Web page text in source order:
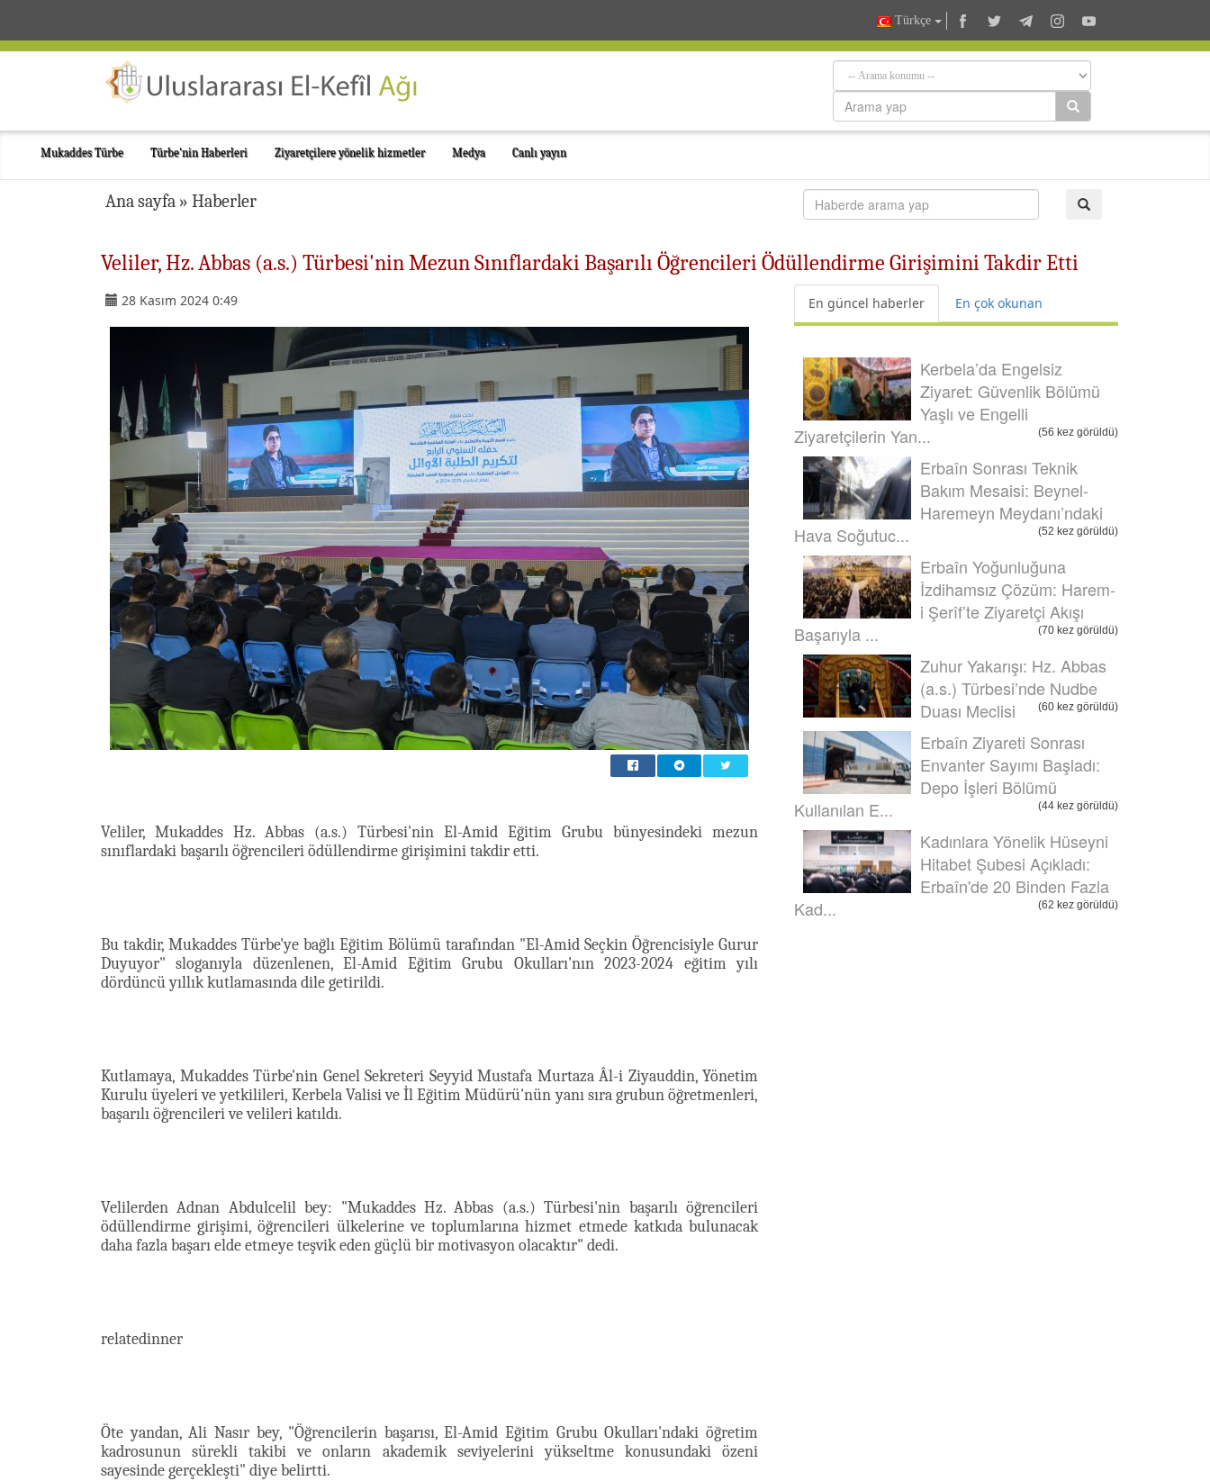
Türkçe
Mukaddes Türbe Türbe'nin Haberleri Ziyaretçilere yönelik hizmetler Medya Canlı yayın
Ana sayfa » Haberler
Veliler, Hz. Abbas (a.s.) Türbesi'nin Mezun Sınıflardaki Başarılı Öğrencileri Ödüllendirme Girişimini Takdir Etti
28 Kasım 2024 0:49
Veliler, Mukaddes Hz. Abbas (a.s.) Türbesi'nin El-Amid Eğitim Grubu bünyesindeki mezun
sınıflardaki başarılı öğrencileri ödüllendirme girişimini takdir etti.
Bu takdir, Mukaddes Türbe'ye bağlı Eğitim Bölümü tarafından "El-Amid Seçkin Öğrencisiyle Gurur
Duyuyor" sloganıyla düzenlenen, El-Amid Eğitim Grubu Okulları'nın 2023-2024 eğitim yılı
dördüncü yıllık kutlamasında dile getirildi.
Kutlamaya, Mukaddes Türbe'nin Genel Sekreteri Seyyid Mustafa Murtaza Âl-i Ziyauddin, Yönetim
Kurulu üyeleri ve yetkilileri, Kerbela Valisi ve İl Eğitim Müdürü'nün yanı sıra grubun öğretmenleri,
başarılı öğrencileri ve velileri katıldı.
Velilerden Adnan Abdulcelil bey: "Mukaddes Hz. Abbas (a.s.) Türbesi'nin başarılı öğrencileri
ödüllendirme girişimi, öğrencileri ülkelerine ve toplumlarına hizmet etmede katkıda bulunacak
daha fazla başarı elde etmeye teşvik eden güçlü bir motivasyon olacaktır" dedi.
relatedinner
Öte yandan, Ali Nasır bey, "Öğrencilerin başarısı, El-Amid Eğitim Grubu Okulları'ndaki öğretim
kadrosunun sürekli takibi ve onların akademik seviyelerini yükseltme konusundaki özeni
sayesinde gerçekleşti" diye belirtti.
En güncel haberler En çok okunan
Kerbela’da Engelsiz
Ziyaret: Güvenlik Bölümü
Yaşlı ve Engelli
Ziyaretçilerin Yan...
(56 kez görüldü)
Erbaîn Sonrası Teknik
Bakım Mesaisi: Beynel-
Haremeyn Meydanı’ndaki
Hava Soğutuc...
(52 kez görüldü)
Erbaîn Yoğunluğuna
İzdihamsız Çözüm: Harem-
i Şerîf’te Ziyaretçi Akışı
Başarıyla ...
(70 kez görüldü)
Zuhur Yakarışı: Hz. Abbas
(a.s.) Türbesi’nde Nudbe
Duası Meclisi
(60 kez görüldü)
Erbaîn Ziyareti Sonrası
Envanter Sayımı Başladı:
Depo İşleri Bölümü
Kullanılan E...
(44 kez görüldü)
Kadınlara Yönelik Hüseyni
Hitabet Şubesi Açıkladı:
Erbaîn'de 20 Binden Fazla
Kad...
(62 kez görüldü)